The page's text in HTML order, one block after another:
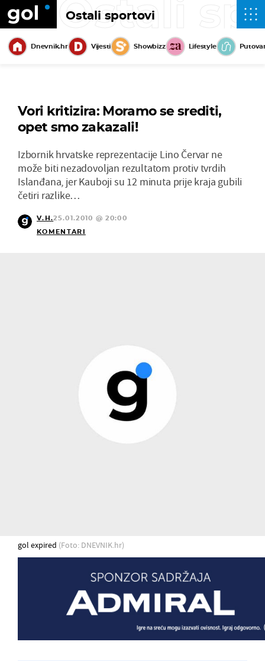
Ostali sportovi
Ostali
Dnevnik.hr Vijesti Showbizz Lifestyle
Vori kritizira: Moramo se srediti,
opet smo zakazali!
Izbornik hrvatske reprezentacije Lino Červar ne
može biti nezadovoljan rezultatom protiv tvrdih
Islanđana, jer Kauboji su 12 minuta prije kraja gubili
četiri razlike…
V.H.25.01.2010 @ 20:00
KOMENTARI
gol expired (Foto: DNEVNIK.hr)